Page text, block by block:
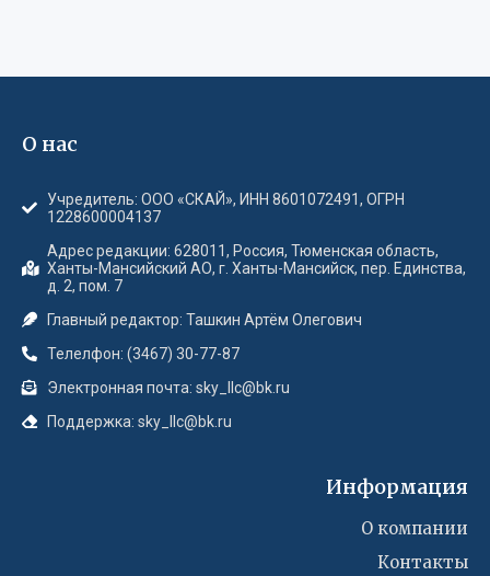
О нас
Учредитель: ООО «СКАЙ», ИНН 8601072491, ОГРН
1228600004137
Адрес редакции: 628011, Россия, Тюменская область,
Ханты-Мансийский АО, г. Ханты-Мансийск, пер. Единства,
д. 2, пом. 7
Главный редактор: Ташкин Артём Олегович
Телелфон: (3467) 30-77-87
Электронная почта: sky_llc@bk.ru
Поддержка: sky_llc@bk.ru
Информация
О компании
Контакты